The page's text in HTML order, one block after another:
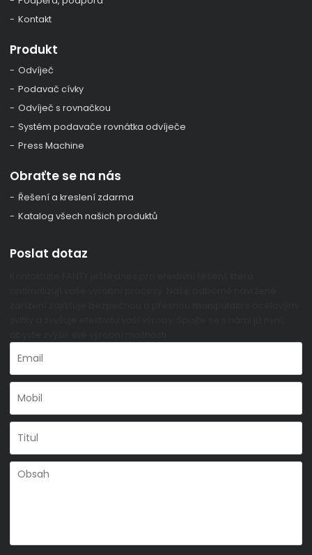
Kontakt
Produkt
Odvíječ
Podavač cívky
Odvíječ s rovnačkou
Systém podavače rovnátka odvíječe
Press Machine
Obraťte se na nás
Řešení a kreslení zdarma
Katalog všech našich produktů
Poslat dotaz